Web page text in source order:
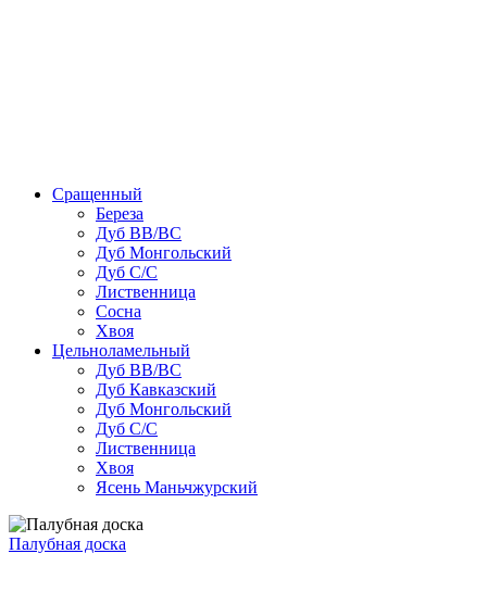
Сращенный
Береза
Дуб ВВ/ВС
Дуб Монгольский
Дуб С/С
Лиственница
Сосна
Хвоя
Цельноламельный
Дуб ВВ/ВС
Дуб Кавказский
Дуб Монгольский
Дуб С/С
Лиственница
Хвоя
Ясень Маньчжурский
Палубная доска